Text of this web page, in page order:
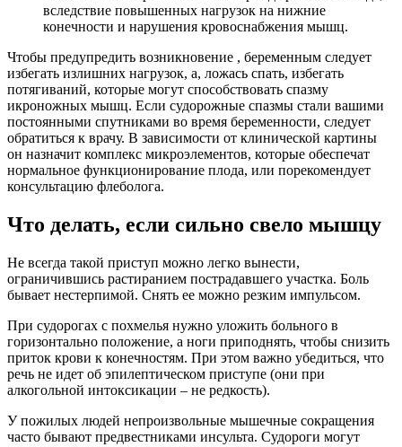
вследствие повышенных нагрузок на нижние
конечности и нарушения кровоснабжения мышц.
Чтобы предупредить возникновение , беременным следует
избегать излишних нагрузок, а, ложась спать, избегать
потягиваний, которые могут способствовать спазму
икроножных мышц. Если судорожные спазмы стали вашими
постоянными спутниками во время беременности, следует
обратиться к врачу. В зависимости от клинической картины
он назначит комплекс микроэлементов, которые обеспечат
нормальное функционирование плода, или порекомендует
консультацию флеболога.
Что делать, если сильно свело мышцу
Не всегда такой приступ можно легко вынести,
ограничившись растиранием пострадавшего участка. Боль
бывает нестерпимой. Снять ее можно резким импульсом.
При судорогах с похмелья нужно уложить больного в
горизонтально положение, а ноги приподнять, чтобы снизить
приток крови к конечностям. При этом важно убедиться, что
речь не идет об эпилептическом приступе (они при
алкогольной интоксикации – не редкость).
У пожилых людей непроизвольные мышечные сокращения
часто бывают предвестниками инсульта. Судороги могут